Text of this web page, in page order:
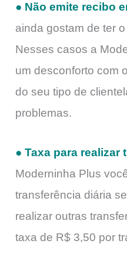
● Não emite recibo
ainda gostam de ter
Nesses casos a
um desconforto com
do seu tipo de
problemas.
● Taxa para realizar
Moderninha Plus
transferência diária
realizar outras
taxa de R$ 3,50 por